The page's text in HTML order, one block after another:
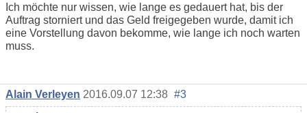
Ich möchte nur wissen, wie lange es gedauert hat, bis der
Auftrag storniert und das Geld freigegeben wurde, damit ich
eine Vorstellung davon bekomme, wie lange ich noch warten
muss.
Alain Verleyen 2016.09.07 12:38 #3